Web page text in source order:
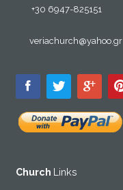
+30 6947-825151
veriachurch@yahoo.gr
Church Links